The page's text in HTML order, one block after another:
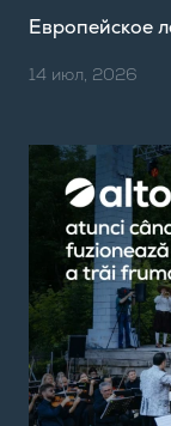
Европейское
14 июл, 2026